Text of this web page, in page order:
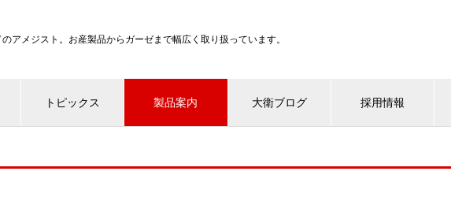
アメジスト。お産製品からガーゼまで幅広く取り扱っています。
トピックス 製品案内 大衛ブログ 採用情報